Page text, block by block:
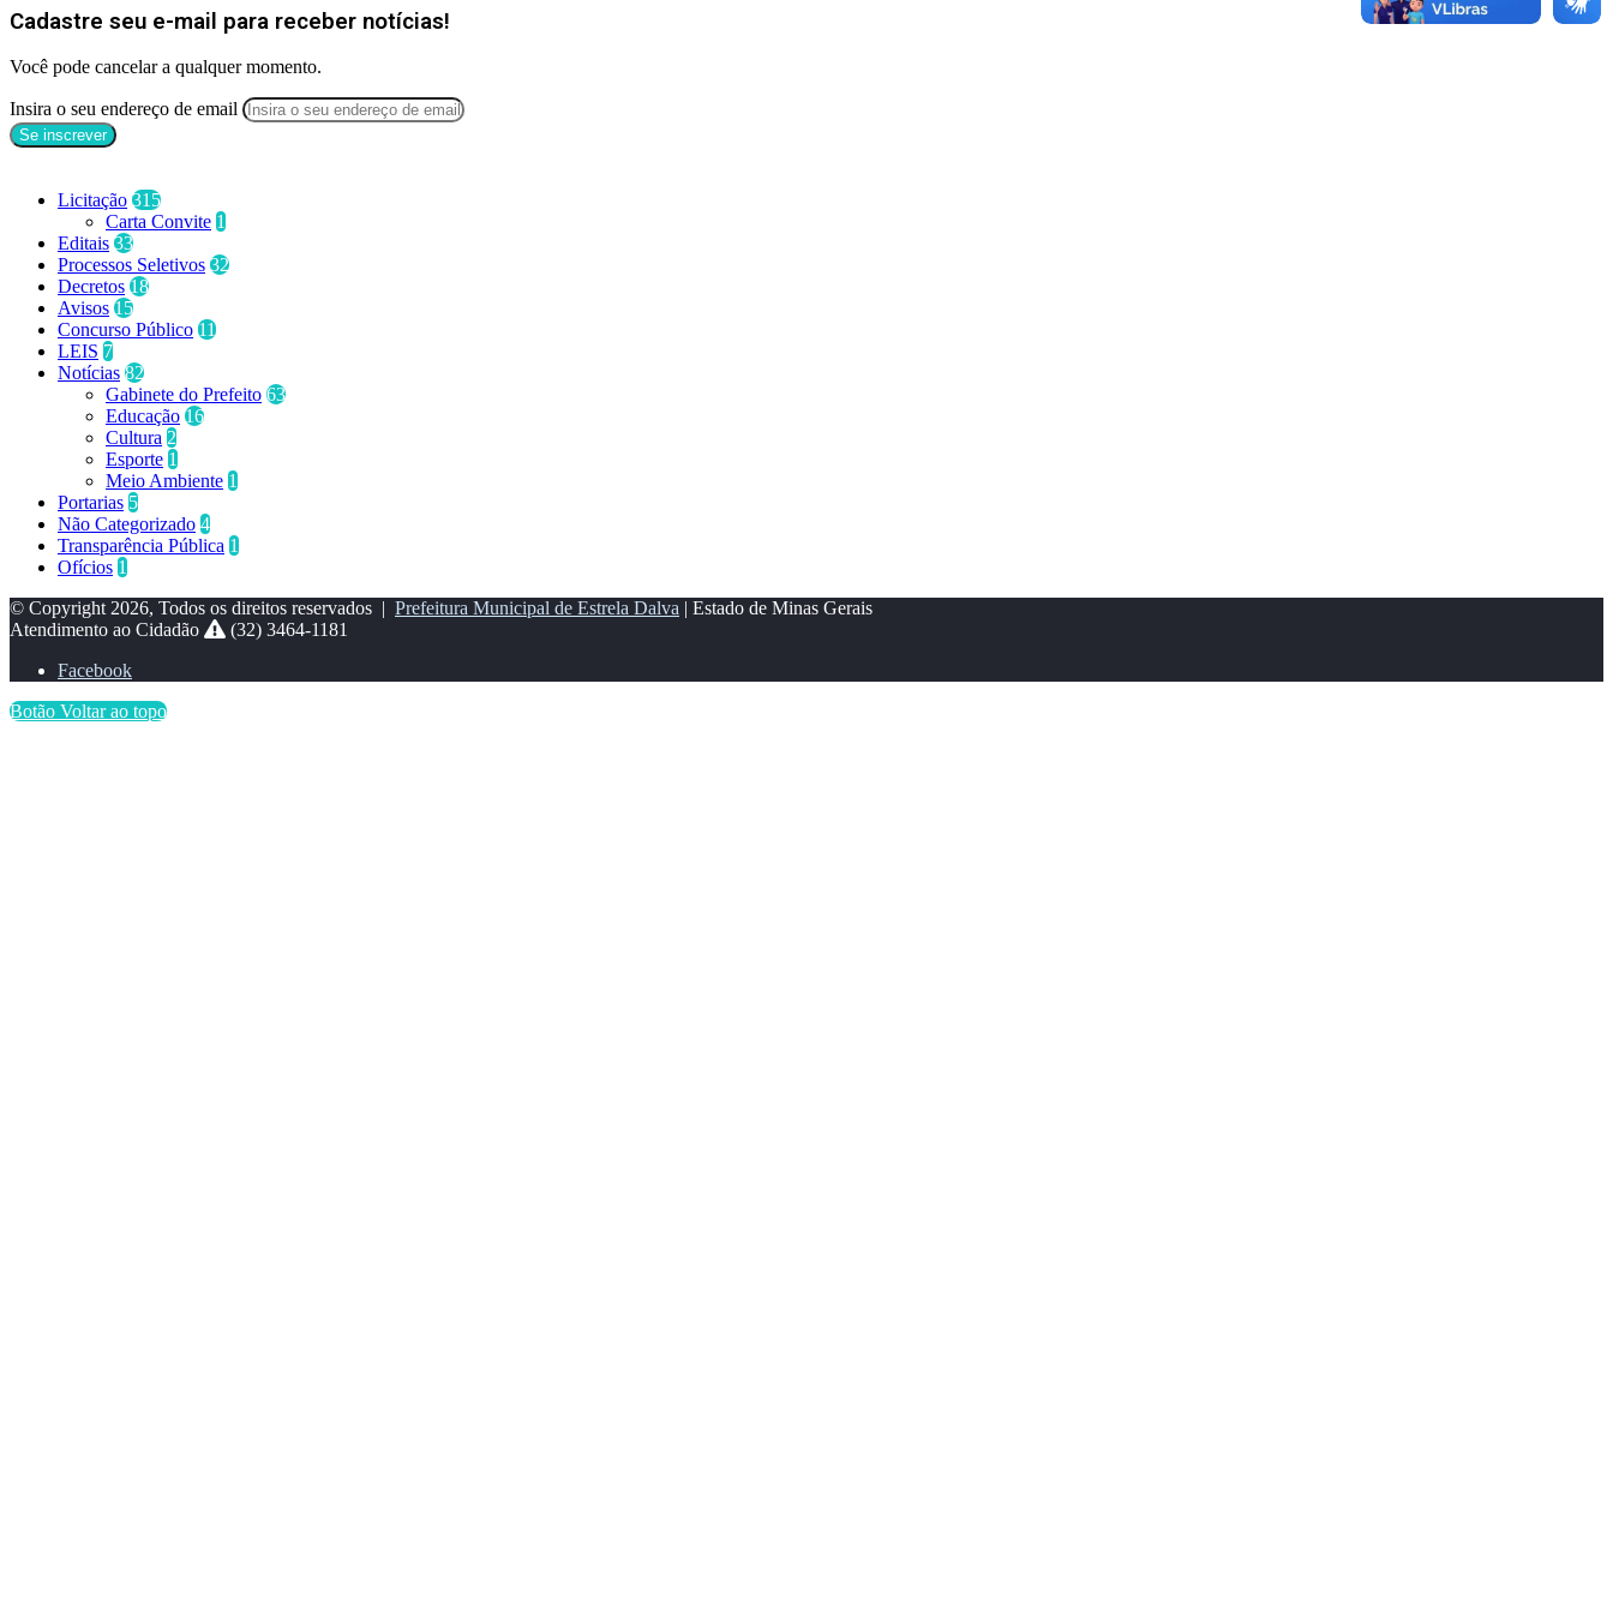
Cadastre seu e-mail para receber notícias!
Você pode cancelar a qualquer momento.
Insira o seu endereço de email
Licitação 315
Carta Convite 1
Editais 33
Processos Seletivos 32
Decretos 18
Avisos 15
Concurso Público 11
LEIS 7
Notícias 82
Gabinete do Prefeito 63
Educação 16
Cultura 2
Esporte 1
Meio Ambiente 1
Portarias 5
Não Categorizado 4
Transparência Pública 1
Ofícios 1
© Copyright 2026, Todos os direitos reservados | Prefeitura Municipal de Estrela Dalva | Estado de Minas Gerais
Atendimento ao Cidadão
(32) 3464-1181
Facebook
Botão Voltar ao topo